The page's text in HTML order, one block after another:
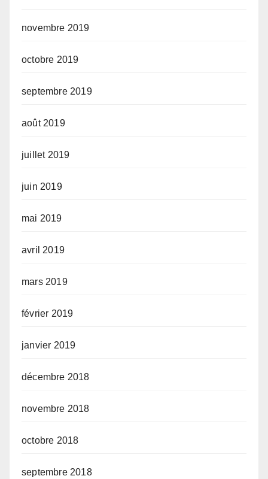
novembre 2019
octobre 2019
septembre 2019
août 2019
juillet 2019
juin 2019
mai 2019
avril 2019
mars 2019
février 2019
janvier 2019
décembre 2018
novembre 2018
octobre 2018
septembre 2018